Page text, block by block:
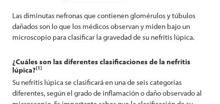
Las diminutas nefronas que contienen glomérulos y túbulos
dañados son lo que los médicos observan y miden bajo un
microscopio para clasificar la gravedad de su nefritis lúpica.
¿Cuáles son las diferentes clasificaciones de la nefritis
lúpica?[1]
Su nefritis lúpica se clasificará en una de seis categorías
diferentes, según el grado de inflamación o daño observado al